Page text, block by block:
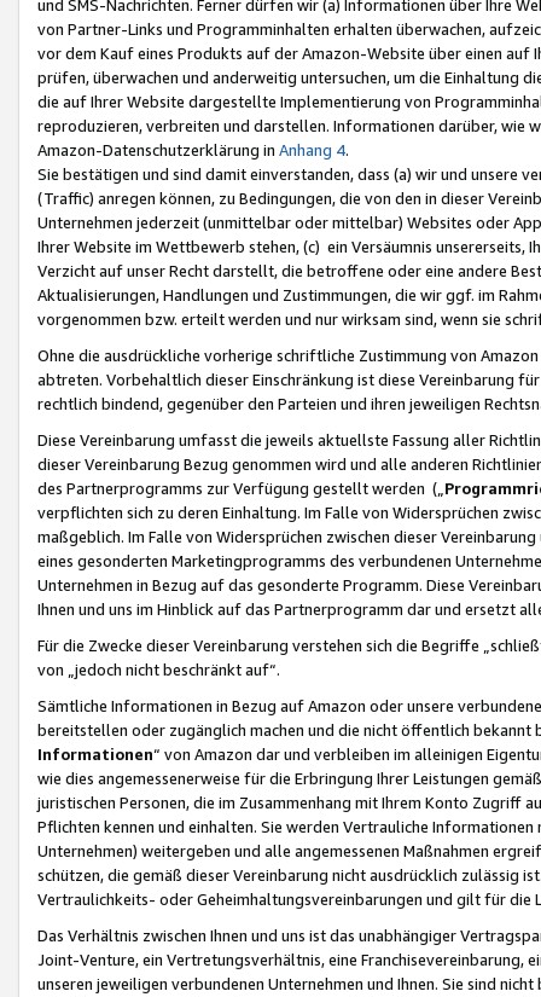
und SMS-Nachrichten. Ferner dürfen wir (a) Informationen über Ihre
von Partner-Links und Programminhalten erhalten überwachen,
vor dem Kauf eines Produkts auf der Amazon-Website über einen
prüfen, überwachen und anderweitig untersuchen, um die Einhaltung
die auf Ihrer Website dargestellte Implementierung von
reproduzieren, verbreiten und darstellen. Informationen darüber, wie
Amazon-Datenschutzerklärung in Anhang 4.
Sie bestätigen und sind damit einverstanden, dass (a) wir und
(Traffic) anregen können, zu Bedingungen, die von den in dieser
Unternehmen jederzeit (unmittelbar oder mittelbar) Websites oder
Ihrer Website im Wettbewerb stehen, (c) ein Versäumnis unsererseits,
Verzicht auf unser Recht darstellt, die betroffene oder eine andere
Aktualisierungen, Handlungen und Zustimmungen, die wir ggf. im
vorgenommen bzw. erteilt werden und nur wirksam sind, wenn sie
Ohne die ausdrückliche vorherige schriftliche Zustimmung von
abtreten. Vorbehaltlich dieser Einschränkung ist diese Vereinbarung
rechtlich bindend, gegenüber den Parteien und ihren jeweiligen
Diese Vereinbarung umfasst die jeweils aktuellste Fassung aller
dieser Vereinbarung Bezug genommen wird und alle anderen
des Partnerprogramms zur Verfügung gestellt werden („
verpflichten sich zu deren Einhaltung. Im Falle von Widersprüchen
maßgeblich. Im Falle von Widersprüchen zwischen dieser
eines gesonderten Marketingprogramms des verbundenen
Unternehmen in Bezug auf das gesonderte Programm. Diese
Ihnen und uns im Hinblick auf das Partnerprogramm dar und ersetzt
Für die Zwecke dieser Vereinbarung verstehen sich die Begriffe
von „jedoch nicht beschränkt auf“.
Sämtliche Informationen in Bezug auf Amazon oder unsere
bereitstellen oder zugänglich machen und die nicht öffentlich
Informationen“ von Amazon dar und verbleiben im alleinigen
wie dies angemessenerweise für die Erbringung Ihrer Leistungen
juristischen Personen, die im Zusammenhang mit Ihrem Konto
Pflichten kennen und einhalten. Sie werden Vertrauliche
Unternehmen) weitergeben und alle angemessenen Maßnahmen
schützen, die gemäß dieser Vereinbarung nicht ausdrücklich zulässig
Vertraulichkeits- oder Geheimhaltungsvereinbarungen und gilt für die
Das Verhältnis zwischen Ihnen und uns ist das unabhängiger
Joint-Venture, ein Vertretungsverhältnis, eine Franchisevereinbarung,
unseren jeweiligen verbundenen Unternehmen und Ihnen. Sie sind